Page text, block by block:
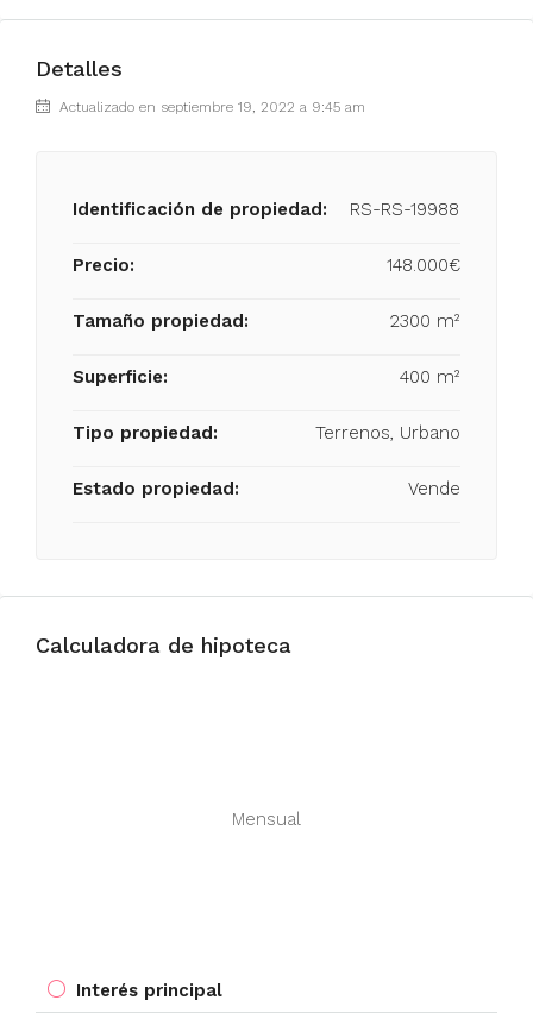
Detalles
Actualizado en septiembre 19, 2022 a 9:45 am
Identificación de propiedad: RS-RS-19988
Precio: 148.000€
Tamaño propiedad: 2300 m²
Superficie: 400 m²
Tipo propiedad: Terrenos, Urbano
Estado propiedad: Vende
Calculadora de hipoteca
Mensual
Interés principal